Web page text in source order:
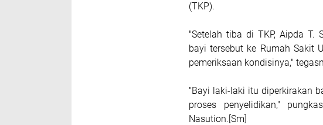
(TKP).
"Setelah tiba di TKP, Aipda T.
bayi tersebut ke Rumah Sakit
pemeriksaan kondisinya,"
"Bayi laki-laki itu diperkirakan
proses penyelidikan,"
Nasution.[Sm]